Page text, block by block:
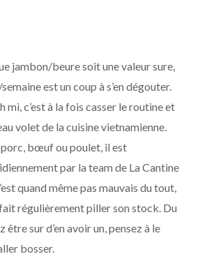
jambon/beure soit une valeur sure,
est un coup à s’en dégouter.
mì, c’est à la fois casser le routine et
volet de la cuisine vietnamienne.
bœuf ou poulet, il est
par la team de La Cantine
quand même pas mauvais du tout,
régulièrement piller son stock. Du
être sur d’en avoir un, pensez à le
bosser.